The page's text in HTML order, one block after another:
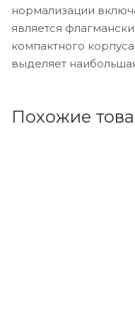
нормализации
является
компактного
выделяет
Похожие